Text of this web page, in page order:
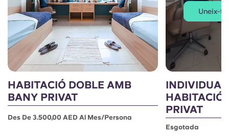
HABITACIÓ DOBLE AMB
BANY PRIVAT
Des De 3.500,00 AED Al Mes/persona
Uneix-te
HABITACIÓ
PRIVAT
Esgotada